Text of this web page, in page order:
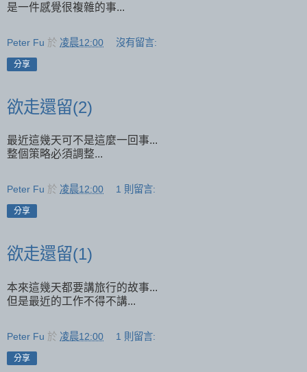
是一件感覺很複雜的事...
Peter Fu 於 凌晨12:00 沒有留言:
分享
欲走還留(2)
最近這幾天可不是這麼一回事...
整個策略必須調整...
Peter Fu 於 凌晨12:00 1 則留言:
分享
欲走還留(1)
本來這幾天都要講旅行的故事...
但是最近的工作不得不講...
Peter Fu 於 凌晨12:00 1 則留言:
分享